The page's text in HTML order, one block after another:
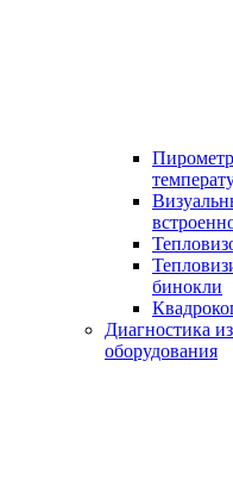
бинокли
Диагностика
оборудования